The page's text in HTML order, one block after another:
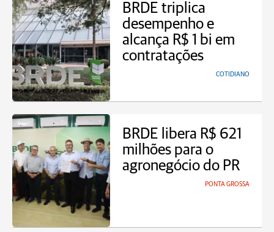
BRDE triplica
desempenho e
alcança R$ 1 bi em
contratações
COTIDIANO
BRDE libera R$ 621
milhões para o
agronegócio do PR
PONTA GROSSA